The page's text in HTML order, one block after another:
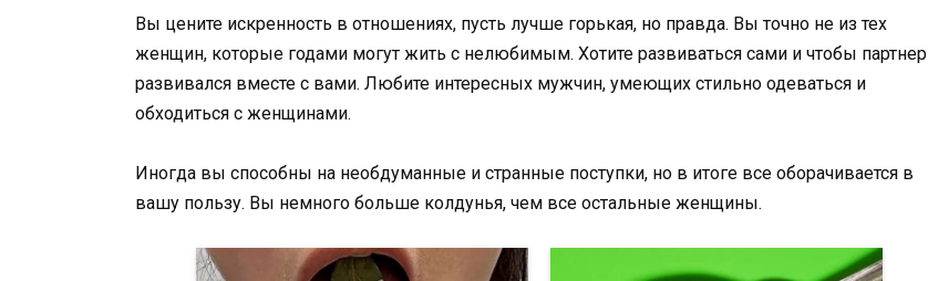
Вы цените искренность в отношениях, пусть лучше горькая, но правда. Вы точно не из тех
женщин, которые годами могут жить с нелюбимым. Хотите развиваться сами и чтобы партнер
развивался вместе с вами. Любите интересных мужчин, умеющих стильно одеваться и
обходиться с женщинами.
Иногда вы способны на необдуманные и странные поступки, но в итоге все оборачивается в
вашу пользу. Вы немного больше колдунья, чем все остальные женщины.